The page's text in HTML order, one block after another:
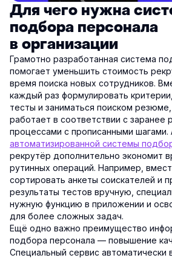
Для чего нужна
подбора персонала
в организации
Грамотно разработанная система
помогает уменьшить стоимость
время поиска новых сотрудников.
каждый раз формулировать
тесты и заниматься поиском
работает в соответствии с заранее
процессами с прописанными шагами.
автоматизированной системы
рекрутёр дополнительно экономит
рутинных операций. Например,
сортировать анкеты соискателей и
результаты тестов вручную,
нужную функцию в приложении и
для более сложных задач.
Ещё одно важно преимущество
подбора персонала — повышение
Специальный сервис автоматически